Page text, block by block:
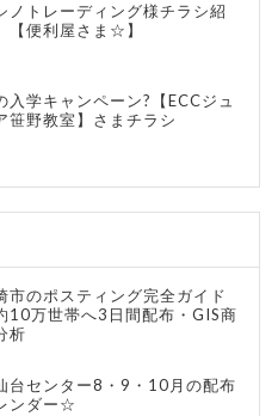
ノトレーディング様チラシ紹
便利屋さま☆】
入学キャンペーン?【ECCジュ
笹野教室】さまチラシ
市のポスティング完全ガイド
10万世帯へ3日間配布・GIS商
析
台センター8・9・10月の配布
ンダー☆